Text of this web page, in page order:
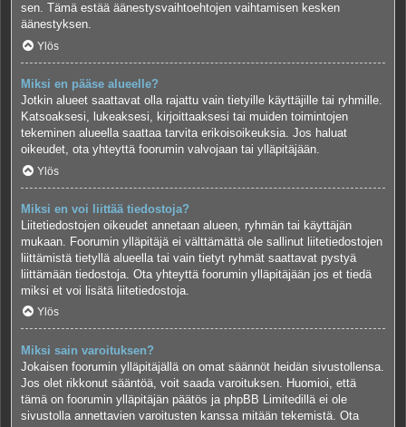
sen. Tämä estää äänestysvaihtoehtojen vaihtamisen kesken
äänestyksen.
Ylös
Miksi en pääse alueelle?
Jotkin alueet saattavat olla rajattu vain tietyille käyttäjille tai ryhmille.
Katsoaksesi, lukeaksesi, kirjoittaaksesi tai muiden toimintojen
tekeminen alueella saattaa tarvita erikoisoikeuksia. Jos haluat
oikeudet, ota yhteyttä foorumin valvojaan tai ylläpitäjään.
Ylös
Miksi en voi liittää tiedostoja?
Liitetiedostojen oikeudet annetaan alueen, ryhmän tai käyttäjän
mukaan. Foorumin ylläpitäjä ei välttämättä ole sallinut liitetiedostojen
liittämistä tietyllä alueella tai vain tietyt ryhmät saattavat pystyä
liittämään tiedostoja. Ota yhteyttä foorumin ylläpitäjään jos et tiedä
miksi et voi lisätä liitetiedostoja.
Ylös
Miksi sain varoituksen?
Jokaisen foorumin ylläpitäjällä on omat säännöt heidän sivustollensa.
Jos olet rikkonut sääntöä, voit saada varoituksen. Huomioi, että
tämä on foorumin ylläpitäjän päätös ja phpBB Limitedillä ei ole
sivustolla annettavien varoitusten kanssa mitään tekemistä. Ota